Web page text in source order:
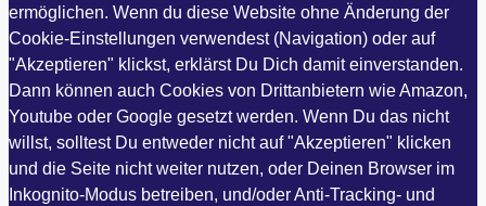
ermöglichen. Wenn du diese Website ohne Änderung der
Cookie-Einstellungen verwendest (Navigation) oder auf
"Akzeptieren" klickst, erklärst Du Dich damit einverstanden.
Dann können auch Cookies von Drittanbietern wie Amazon,
Youtube oder Google gesetzt werden. Wenn Du das nicht
willst, solltest Du entweder nicht auf "Akzeptieren" klicken
und die Seite nicht weiter nutzen, oder Deinen Browser im
Inkognito-Modus betreiben, und/oder Anti-Tracking- und